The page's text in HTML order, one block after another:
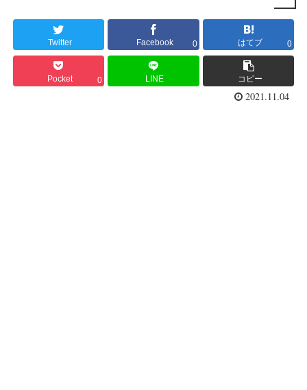
Twitter Facebook 0 はてブ 0
Pocket 0 LINE コピー
2021.11.04